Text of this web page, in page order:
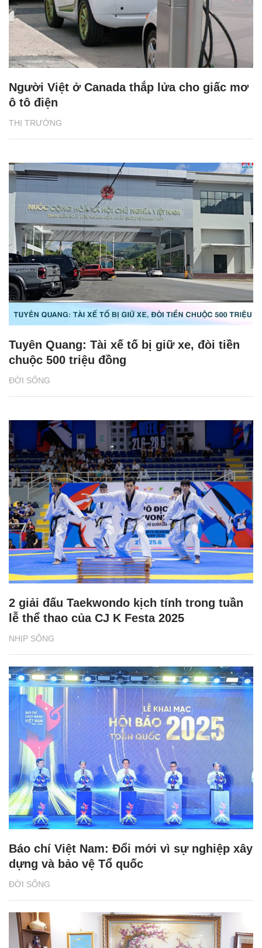
THỊ TRƯỜNG
Người Việt ở Canada thắp lửa cho giấc mơ
ô tô điện
ĐỜI SỐNG
Tuyên Quang: Tài xế tố bị giữ xe, đòi tiền
chuộc 500 triệu đồng
NHỊP SỐNG
2 giải đấu Taekwondo kịch tính trong tuần
lễ thể thao của CJ K Festa 2025
ĐỜI SỐNG
Báo chí Việt Nam: Đổi mới vì sự nghiệp xây
dựng và bảo vệ Tổ quốc